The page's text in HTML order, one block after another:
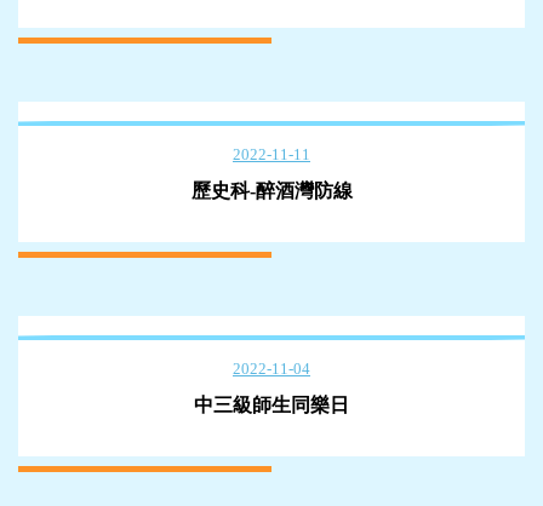
2022-11-11
歷史科-醉酒灣防線
2022-11-04
中三級師生同樂日